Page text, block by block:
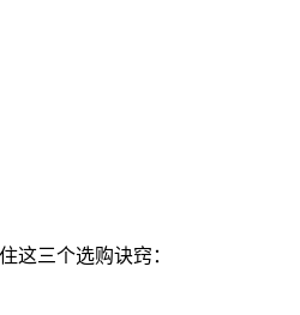
这三个选购诀窍：